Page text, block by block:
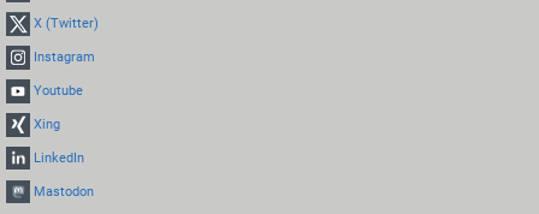
X (Twitter)
Instagram
Youtube
Xing
LinkedIn
Mastodon